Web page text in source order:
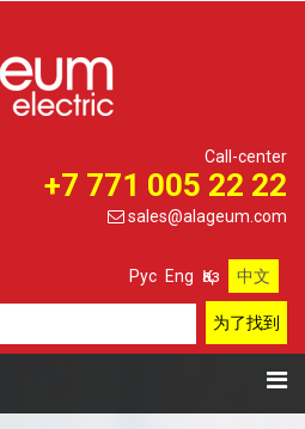
Call-center
+7 771 005 22 22
sales@alageum.com
Рус Eng Қаз 中文